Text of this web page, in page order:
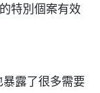
特別個案有效
露了很多需要